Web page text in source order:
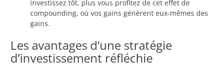
investissez tôt, plus vous profitez de cet effet de
compounding, où vos gains génèrent eux-mêmes des
gains.
Les avantages d’une stratégie
d’investissement réfléchie